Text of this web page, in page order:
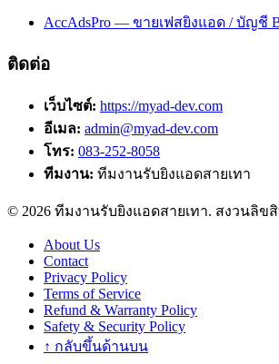
AccAdsPro — ขายเฟสยิงแอด / บัญชี
ติดต่อ
เว็บไซต์: https://myad-dev.com
อีเมล: admin@myad-dev.com
โทร: 083-252-8058
ทีมงาน: ทีมงานรับยิงแอดสายเทา
© 2026 ทีมงานรับยิงแอดสายเทา. สงวนลิข
About Us
Contact
Privacy Policy
Terms of Service
Refund & Warranty Policy
Safety & Security Policy
↑ กลับขึ้นด้านบน